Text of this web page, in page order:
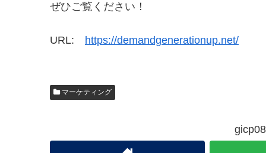
ぜひご覧ください！
URL: https://demandgenerationup.net/
マーケティング